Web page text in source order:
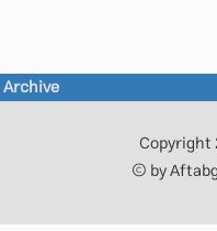
Archive
© by